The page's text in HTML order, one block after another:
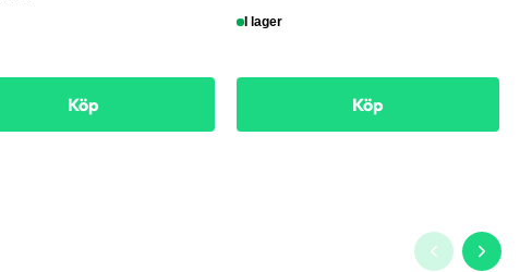
Köp
I lager
Köp